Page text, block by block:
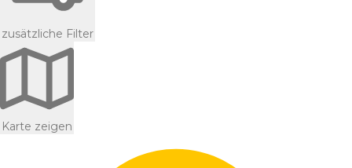
zusätzliche Filter
Karte zeigen